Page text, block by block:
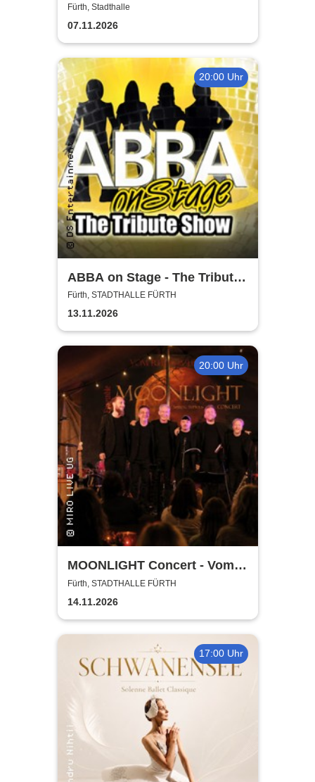
Fürth, Stadthalle
07.11.2026
20:00 Uhr
ABBA on Stage - The Tribute
Show
Fürth, STADTHALLE FÜRTH
13.11.2026
20:00 Uhr
MOONLIGHT Concert - Vom
Rhythmus des Lebens -
Rhythm, Songs, Lyrics &
Classic
Fürth, STADTHALLE FÜRTH
14.11.2026
17:00 Uhr